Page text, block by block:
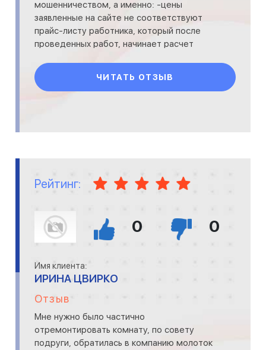
мошенничеством, а именно: -цены
заявленные на сайте не соответствуют
прайс-листу работника, который после
проведенных работ, начинает расчет
итоге
ЧИТАТЬ ОТЗЫВ
Рейтинг:
0 0
Имя клиента:
ИРИНА ЦВИРКО
Отзыв
Мне нужно было частично
отремонтировать комнату, по совету
подруги, обратилась в компанию молоток